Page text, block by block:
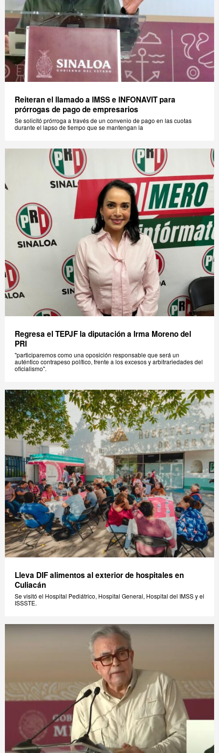
Reiteran el llamado a IMSS e INFONAVIT para
prórrogas de pago de empresarios
Se solicitó prórroga a través de un convenio de pago en las cuotas
durante el lapso de tiempo que se mantengan la
Regresa el TEPJF la diputación a Irma Moreno del
PRI
"participaremos como una oposición responsable que será un
auténtico contrapeso político, frente a los excesos y arbitrariedades del
oficialismo".
Lleva DIF alimentos al exterior de hospitales en
Culiacán
Se visitó el Hospital Pediátrico, Hospital General, Hospital del IMSS y el
ISSSTE.